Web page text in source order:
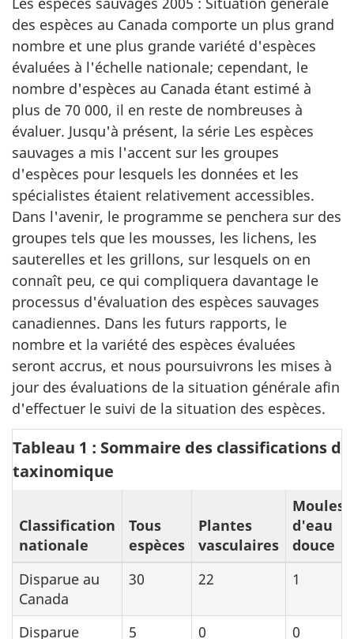
des espèces au Canada comporte un plus grand
nombre et une plus grande variété d'espèces
évaluées à l'échelle nationale; cependant, le
nombre d'espèces au Canada étant estimé à
plus de 70 000, il en reste de nombreuses à
évaluer. Jusqu'à présent, la série Les espèces
sauvages a mis l'accent sur les groupes
d'espèces pour lesquels les données et les
spécialistes étaient relativement accessibles.
Dans l'avenir, le programme se penchera sur des
groupes tels que les mousses, les lichens, les
sauterelles et les grillons, sur lesquels on en
connaît peu, ce qui compliquera davantage le
processus d'évaluation des espèces sauvages
canadiennes. Dans les futurs rapports, le
nombre et la variété des espèces évaluées
seront accrus, et nous poursuivrons les mises à
jour des évaluations de la situation générale afin
d'effectuer le suivi de la situation des espèces.
Tableau 1 : Sommaire des classifications
taxinomique
Classification
nationale
Tous
espèces
Plantes
vasculaires
Moules
d'eau
douce
Disparue au
Canada
30 22 1
Disparue 5 0 0